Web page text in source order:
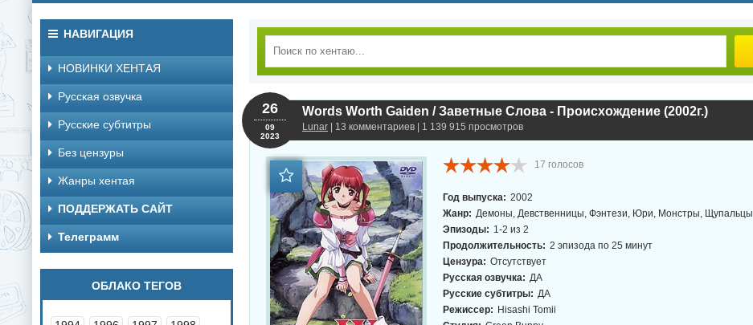
Words Worth Gaiden / Заветные Слова - Происхождение (2002г.)
Lunar | 13 комментариев | 1 139 915 просмотров
26
09
2023
17 голосов
Год выпуска: 2002
Жанр: Демоны, Девственницы, Фэнтези, Юри, Монстры, Щупальцы
Эпизоды: 1-2 из 2
Продолжительность: 2 эпизода по 25 минут
Цензура: Отсутствует
Русская озвучка: ДА
Русские субтитры: ДА
Режиссер: Hisashi Tomii
НАВИГАЦИЯ
НОВИНКИ ХЕНТАЯ
Русская озвучка
Русские субтитры
Без цензуры
Жанры хентая
ПОДДЕРЖАТЬ САЙТ
Телеграмм
ОБЛАКО ТЕГОВ